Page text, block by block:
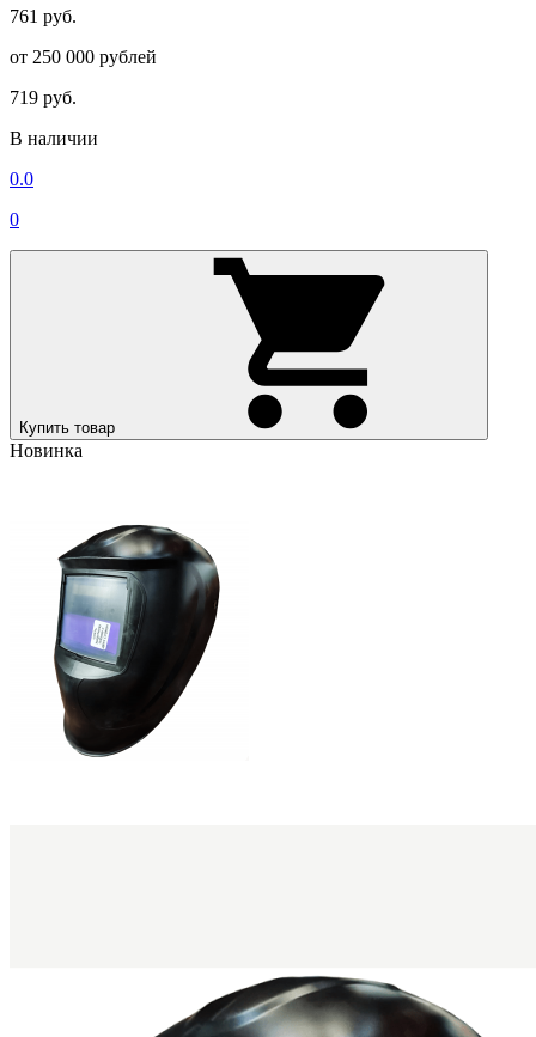
761 руб.
от 250 000 рублей
719 руб.
В наличии
0.0
0
Купить товар
Новинка